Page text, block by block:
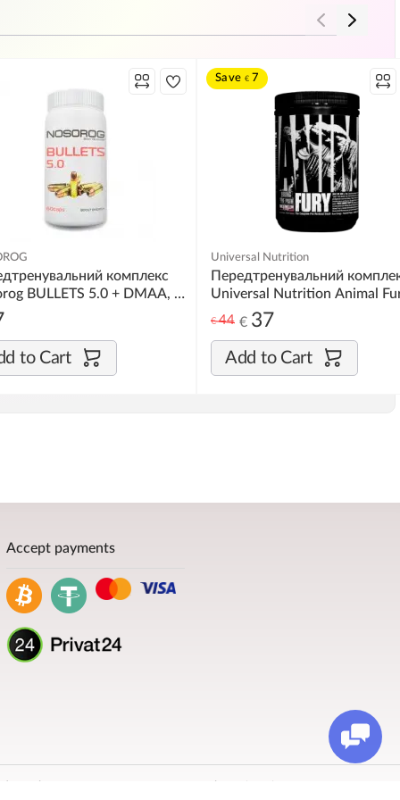
комплекс
BULLETS 5.0 + DMAA, 60
to Cart
Save € 7
Universal Nutrition
Передтренувальний
Universal Nutrition Animal
500g
€44 € 37
Add to Cart
Accept payments